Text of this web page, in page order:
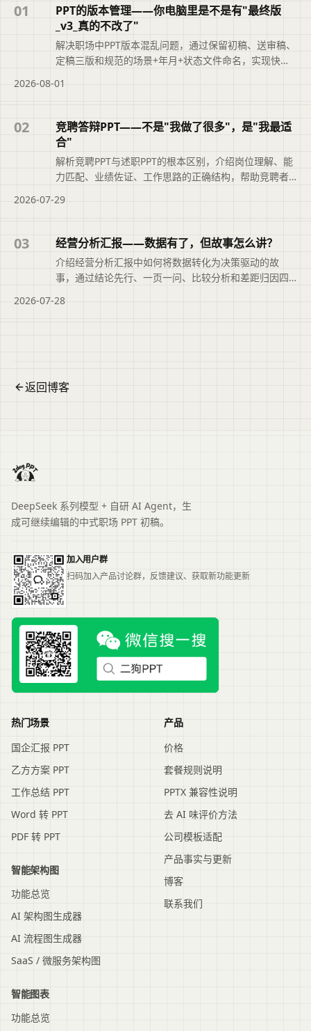
01
PPT的版本管理——你电脑里是不是有"最终版
_v3_真的不改了"
解决职场中PPT版本混乱问题，通过保留初稿、送审稿、
定稿三版和规范的场景+年月+状态文件命名，实现快速
2026-08-01
02
竞聘答辩PPT——不是"我做了很多"，是"我最适
合"
解析竞聘PPT与述职PPT的根本区别，介绍岗位理解、能
力匹配、业绩佐证、工作思路的正确结构，帮助竞聘者
2026-07-29
03 经营分析汇报——数据有了，但故事怎么讲？
介绍经营分析汇报中如何将数据转化为决策驱动的故
事，通过结论先行、一页一问、比较分析和差距归因四
2026-07-28
返回博客
DeepSeek 系列模型 + 自研 AI Agent，生
成可继续编辑的中式职场 PPT 初稿。
加入用户群
扫码加入产品讨论群，反馈建议、获取新功能更新
热门场景
国企汇报 PPT
乙方方案 PPT
工作总结 PPT
Word 转 PPT
PDF 转 PPT
智能架构图
功能总览
AI 架构图生成器
AI 流程图生成器
SaaS / 微服务架构图
智能图表
功能总览
产品
价格
套餐规则说明
PPTX 兼容性说明
去 AI 味评价方法
公司模板适配
产品事实与更新
博客
联系我们